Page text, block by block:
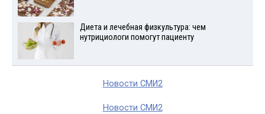
Диета и лечебная физкультура: чем
нутрициологи помогут пациенту
Новости СМИ2
Новости СМИ2